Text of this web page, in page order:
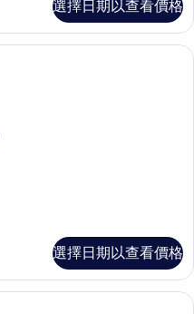
選擇日期以查看價格
選擇日期以查看價格